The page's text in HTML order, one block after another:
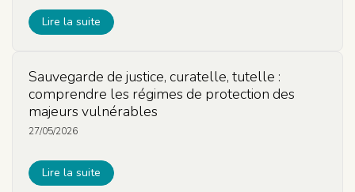
Lire la suite
Sauvegarde de justice, curatelle, tutelle :
comprendre les régimes de protection des
majeurs vulnérables
27/05/2026
Lire la suite